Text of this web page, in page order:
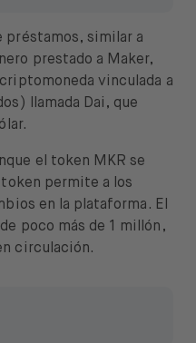
préstamos, similar a
prestado a Maker,
vinculada a
llamada Dai, que
el token MKR se
token permite a los
en la plataforma. El
poco más de 1 millón,
circulación.